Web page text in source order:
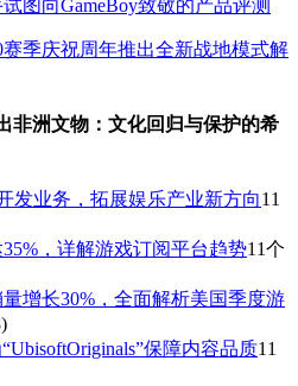
图向GameBoy致敬的产品评测
季庆祝周年推出全新战地模式解
非洲文物：文化回归与保护的希
发业务，拓展娱乐产业新方向11
，详解游戏订阅平台趋势11个
增长30%，全面解析美国季度游
保障内容品质11